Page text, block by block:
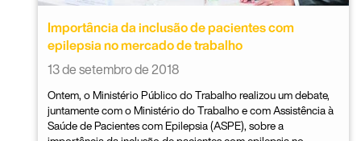
Importância da inclusão de pacientes com
epilepsia no mercado de trabalho
13 de setembro de 2018
Ontem, o Ministério Público do Trabalho realizou um debate,
juntamente com o Ministério do Trabalho e com Assistência à
Saúde de Pacientes com Epilepsia (ASPE), sobre a